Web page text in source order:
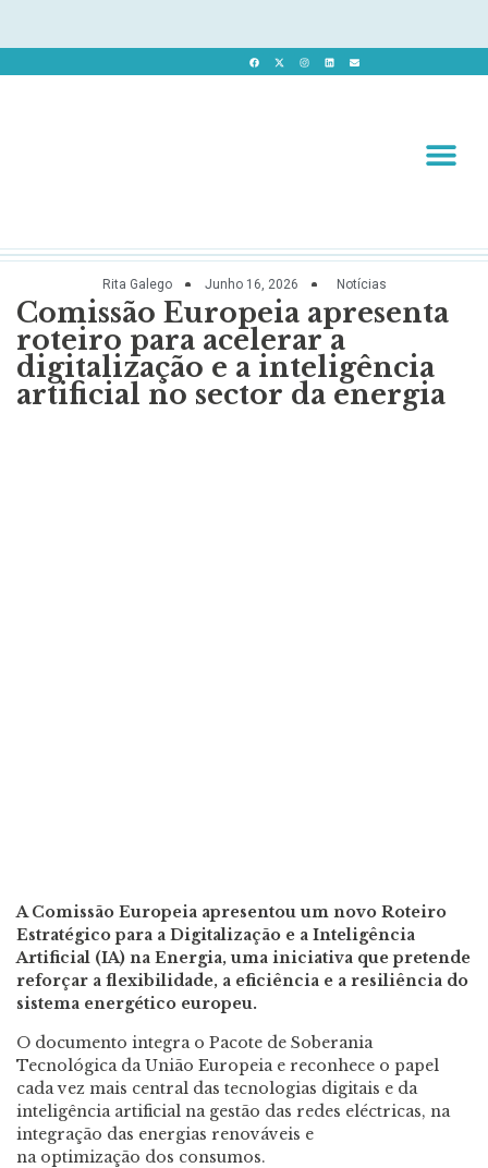
Rita Galego Junho 16, 2026 Notícias
Comissão Europeia apresenta
roteiro para acelerar a
digitalização e a inteligência
artificial no sector da energia
A Comissão Europeia apresentou um novo Roteiro
Estratégico para a Digitalização e a Inteligência
Artificial (IA) na Energia, uma iniciativa que pretende
reforçar a flexibilidade, a eficiência e a resiliência do
sistema energético europeu.
O documento integra o Pacote de Soberania
Tecnológica da União Europeia e reconhece o papel
cada vez mais central das tecnologias digitais e da
inteligência artificial na gestão das redes eléctricas, na
integração das energias renováveis e
na optimização dos consumos.